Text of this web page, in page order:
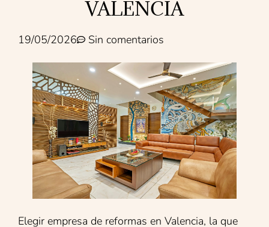
VALENCIA
19/05/2026 Sin comentarios
Elegir empresa de reformas en Valencia, la que